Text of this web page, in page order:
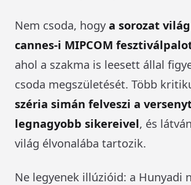
Nem csoda, hogya sorozat
cannes-i MIPCOM
ahol a szakma is leesett állal
csoda megszületését. Több
széria simán felveszi a
legnagyobb sikereivel, és
világ élvonalába tartozik.
Ne legyenek illúzióid: a Hunyadi